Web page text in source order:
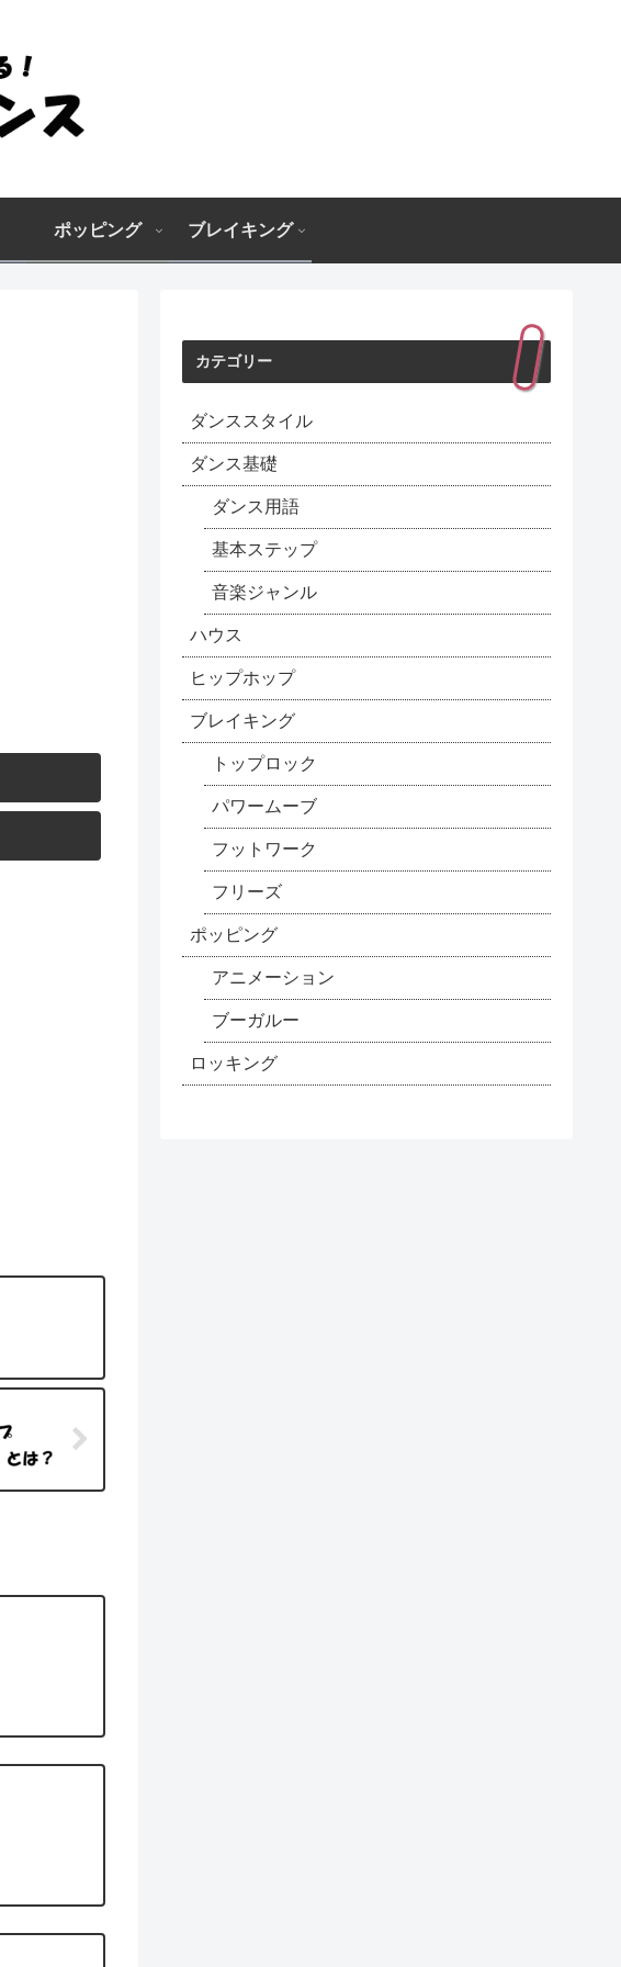
ポッピング ブレイキング
カテゴリー
ダンススタイル
ダンス基礎
ダンス用語
基本ステップ
音楽ジャンル
ハウス
ヒップホップ
ブレイキング
トップロック
パワームーブ
フットワーク
フリーズ
ポッピング
アニメーション
ブーガルー
ロッキング